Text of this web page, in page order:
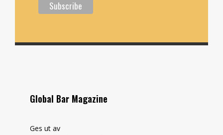
Global Bar Magazine
Ges ut av